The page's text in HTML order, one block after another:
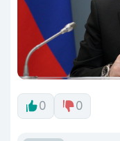
0 0